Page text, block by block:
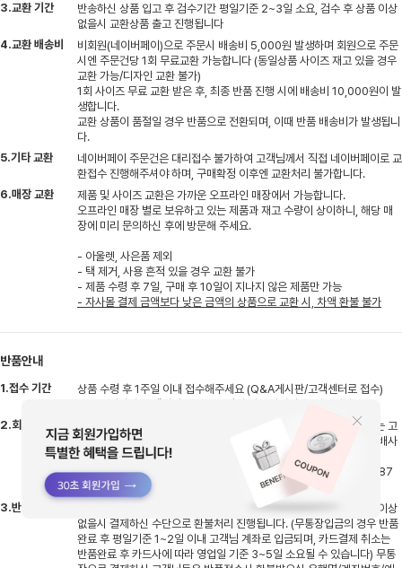
3.교환 기간
반송하신 상품 입고 후 검수기간 평일기준 2~3일 소요, 검수 후 상품 이상
없을시 교환상품 출고 진행됩니다
4.교환 배송비
비회원(네이버페이)으로 주문시 배송비 5,000원 발생하며 회원으로 주문
시엔 주문건당 1회 무료교환 가능합니다 (동일상품 사이즈 재고 있을 경우
교환 가능/디자인 교환 불가)
1회 사이즈 무료 교환 받은 후, 최종 반품 진행 시에 배송비 10,000원이 발
생합니다.
교환 상품이 품절일 경우 반품으로 전환되며, 이때 반품 배송비가 발생됩니
다.
5.기타 교환
네이버페이 주문건은 대리접수 불가하여 고객님께서 직접 네이버페이로 교
환접수 진행해주셔야 하며, 구매확정 이후엔 교환처리 불가합니다.
6.매장 교환
제품 및 사이즈 교환은 가까운 오프라인 매장에서 가능합니다.
오프라인 매장 별로 보유하고 있는 제품과 재고 수량이 상이하니, 해당 매
장에 미리 문의하신 후에 방문해 주세요.
- 아울렛, 사은품 제외
- 택 제거, 사용 흔적 있을 경우 교환 불가
- 제품 수령 후 7일, 구매 후 10일이 지나지 않은 제품만 가능
- 자사몰 결제 금액보다 낮은 금액의 상품으로 교환 시, 차액 환불 불가
반품안내
1.접수 기간
상품 수령 후 1주일 이내 접수해주세요 (Q&A게시판/고객센터로 접수)
2.회수 방법
반품접수 시 한진택배로 수거접수 됩니다. 타택배로 반송시엔 배송비는 고
객님 부담으로 선불 결제 후 반송해주셔야하며 반송 후 고객센터로 택배사
명,송장번호 남겨주셔야 지연없이 처리될 수 있습니다.
※타택배 반송시 반품 주소지 : 경기도 용인시 처인구 원삼면 원양로 487
지상1층 엠글로벌
3.반품 기간
반송하신 상품 입고 후 검수기간 평일기준 2~3일 소요, 검수 후 상품 이상
없을시 결제하신 수단으로 환불처리 진행됩니다. (무통장입금의 경우 반품
완료 후 평일기준 1~2일 이내 고객님 계좌로 입금되며, 카드결제 취소는
반품완료 후 카드사에 따라 영업일 기준 3~5일 소요될 수 있습니다) 무통